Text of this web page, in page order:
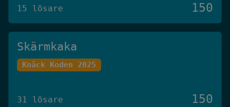
15 lösare 150
Skärmkaka
Knäck Koden 2025
31 lösare 150